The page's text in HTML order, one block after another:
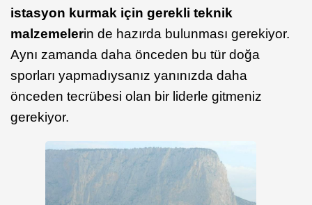
istasyon kurmak için gerekli teknik
malzemelerin de hazırda bulunması gerekiyor.
Aynı zamanda daha önceden bu tür doğa
sporları yapmadıysanız yanınızda daha
önceden tecrübesi olan bir liderle gitmeniz
gerekiyor.